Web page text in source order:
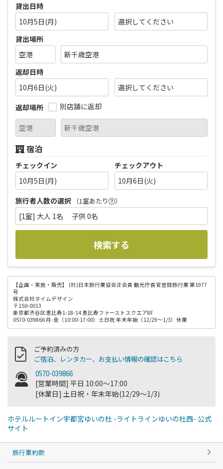
貸出日時
10月5日(月)
貸出場所
返却日時
10月6日(火)
返却場所
別店舗に返却
宿泊
チェックイン
10月5日(月)
チェックアウト
10月6日(火)
旅行者人数の選択
（1室あたり ）
[1室] 大人 1名 子供 0名
検索する
【企画・実施・販売】
(社)日本旅行業協会正会員 観光庁長官登録旅行業 第1977
号
株式会社タイムデザイン
〒150-0013
東京都渋谷区恵比寿1-18-14 恵比寿ファーストスクエア8F
0570-039866 月-金（10:00-17:00）土日祝 年末年始（12/29～1/3）休業
ご予約済みの方
ご宿泊、レンタカー、お支払い情報の確認はこちら
0570-039866
[営業時間] 平日 10:00～17:00
[休業日] 土日祝・年末年始(12/29～1/3)
ホテルルートイン宇都宮ゆいの杜 -ライトラインゆいの杜西- 公式
サイト
旅行業約款